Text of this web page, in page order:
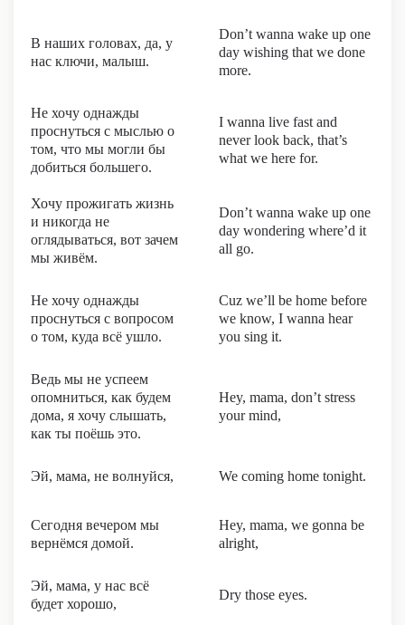
В наших головах, да, у
нас ключи, малыш.
Don’t wanna wake up one
day wishing that we done
more.
Не хочу однажды
проснуться с мыслью о
том, что мы могли бы
добиться большего.
I wanna live fast and
never look back, that’s
what we here for.
Хочу прожигать жизнь
и никогда не
оглядываться, вот зачем
мы живём.
Don’t wanna wake up one
day wondering where’d it
all go.
Не хочу однажды
проснуться с вопросом
о том, куда всё ушло.
Cuz we’ll be home before
we know, I wanna hear
you sing it.
Ведь мы не успеем
опомниться, как будем
дома, я хочу слышать,
как ты поёшь это.
Hey, mama, don’t stress
your mind,
Эй, мама, не волнуйся, We coming home tonight.
Сегодня вечером мы
вернёмся домой.
Hey, mama, we gonna be
alright,
Эй, мама, у нас всё
будет хорошо,
Dry those eyes.